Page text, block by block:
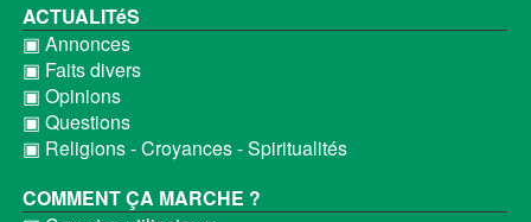
ACTUALITéS
▣ Annonces
▣ Faits divers
▣ Opinions
▣ Questions
▣ Religions - Croyances - Spiritualités
COMMENT ÇA MARCHE ?